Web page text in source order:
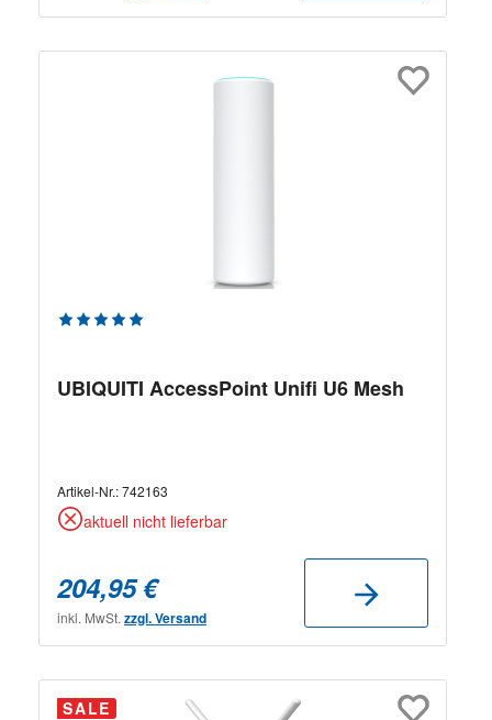
Durchschnittliche Bewertung von 5 von 5 Sternen
UBIQUITI AccessPoint Unifi U6 Mesh
Artikel-Nr.:742163
aktuell nicht lieferbar
204,95 €
inkl. MwSt. zzgl. Versand
SALE